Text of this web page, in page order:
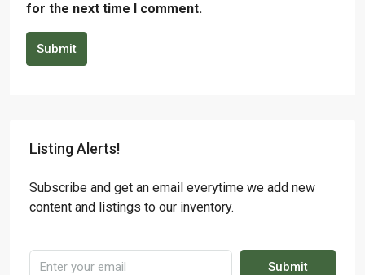
for the next time I comment.
Submit
Listing Alerts!
Subscribe and get an email everytime we add new
content and listings to our inventory.
Submit